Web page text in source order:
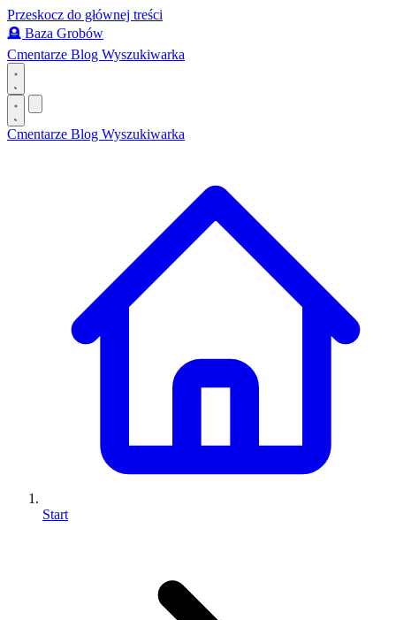
Przeskocz do głównej treści
🪦 Baza Grobów
Cmentarze Blog Wyszukiwarka
Cmentarze Blog Wyszukiwarka
Start